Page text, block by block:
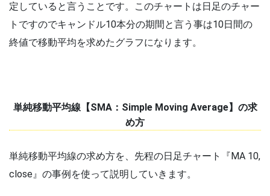
定していると言うことです。このチャートは日足のチャー
トですのでキャンドル10本分の期間と言う事は10日間の
終値で移動平均を求めたグラフになります。
単純移動平均線【SMA：Simple Moving Average】の求
め方
単純移動平均線の求め方を、先程の日足チャート『MA 10,
close』の事例を使って説明していきます。